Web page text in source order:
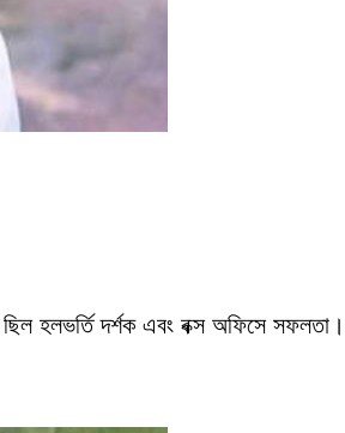
ছিল হলভর্তি দর্শক এবং বক্স অফিসে